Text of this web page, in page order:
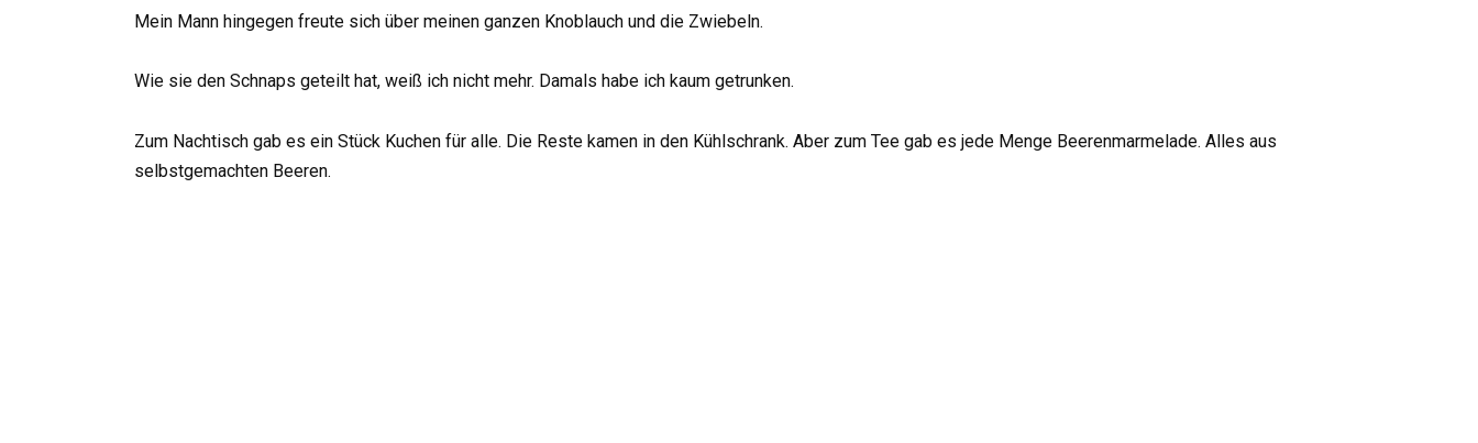
Mein Mann hingegen freute sich über meinen ganzen Knoblauch und die Zwiebeln.
Wie sie den Schnaps geteilt hat, weiß ich nicht mehr. Damals habe ich kaum getrunken.
Zum Nachtisch gab es ein Stück Kuchen für alle. Die Reste kamen in den Kühlschrank. Aber zum Tee gab es jede Menge Beerenmarmelade. Alles aus
selbstgemachten Beeren.